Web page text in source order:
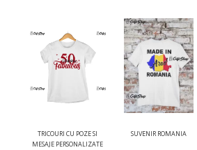
TRICOURI CU POZE SI
MESAJE PERSONALIZATE
SUVENIR ROMANIA